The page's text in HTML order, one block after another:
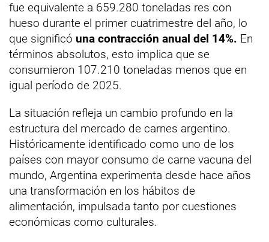
fue equivalente a 659.280 toneladas res con
hueso durante el primer cuatrimestre del año, lo
que significó una contracción anual del 14%. En
términos absolutos, esto implica que se
consumieron 107.210 toneladas menos que en
igual período de 2025.
La situación refleja un cambio profundo en la
estructura del mercado de carnes argentino.
Históricamente identificado como uno de los
países con mayor consumo de carne vacuna del
mundo, Argentina experimenta desde hace años
una transformación en los hábitos de
alimentación, impulsada tanto por cuestiones
económicas como culturales.